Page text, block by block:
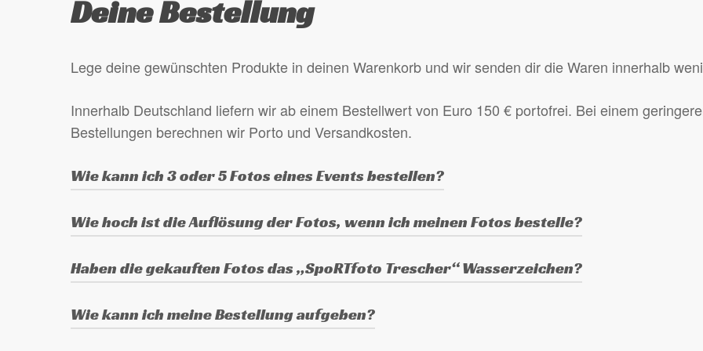
Produktseite
werden
Deine Bestellung
Lege deine gewünschten Produkte in deinen Warenkorb und wir senden dir die Waren innerhalb
Innerhalb Deutschland liefern wir ab einem Bestellwert von Euro 150 € portofrei. Bei einem
Bestellungen berechnen wir Porto und Versandkosten.
Wie kann ich 3 oder 5 Fotos eines Events bestellen?
Lege eines der gewünschten Fotos in den Warenkorb, wähle das Produkt aus (3 oder 5 Fotos
gewünschten Fotos in das Feld „Anmerkungen zur Bestellung“ am Ende des Bestellvorgangs.
Wie hoch ist die Auflösung der Fotos, wenn ich meinen Fotos bestelle?
Die Fotos sind in der Originalauflösung der Kamera, je nach verwendeter Kamera haben sie eine
Haben die gekauften Fotos das „SpoRTfoto Trescher“ Wasserzeichen?
Die gekauften Fotos haben kein Wasserzeichen.
Wie kann ich meine Bestellung aufgeben?